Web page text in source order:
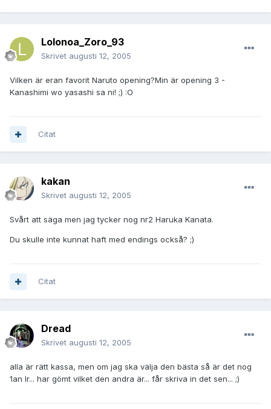
Lolonoa_Zoro_93
Skrivet augusti 12, 2005
Vilken är eran favorit Naruto opening?Min är opening 3 -
Kanashimi wo yasashi sa ni! ;) :O
Citat
kakan
Skrivet augusti 12, 2005
Svårt att säga men jag tycker nog nr2 Haruka Kanata.
Du skulle inte kunnat haft med endings också? ;)
Citat
Dread
Skrivet augusti 12, 2005
alla är rätt kassa, men om jag ska välja den bästa så är det nog
1an lr... har gömt vilket den andra är... får skriva in det sen... ;)